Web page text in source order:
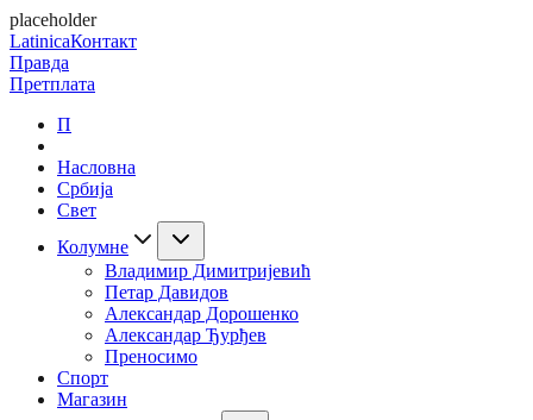
placeholder
LatinicaКонтакт
Правда
Претплата
П
Насловна
Србија
Свет
Колумне
Владимир Димитријевић
Петар Давидов
Александар Дорошенко
Александар Ђурђев
Преносимо
Спорт
Магазин